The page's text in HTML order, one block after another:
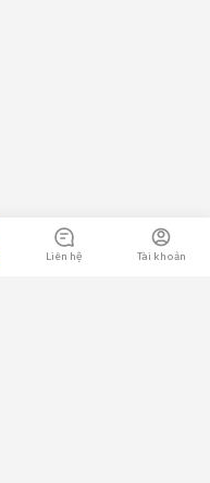
Liên hệ Tài khoản